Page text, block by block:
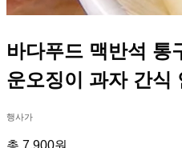
바다푸드 맥반석 통
운오징이 과자 간식
행사가
총 7,900원